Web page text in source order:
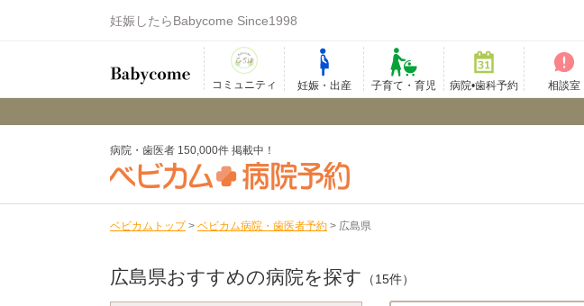
妊娠したらBabycome Since1998
コミュニティ 妊娠・出産 子育て・育児 病院•歯科予約 相談室
病院・歯医者 150,000件 掲載中！
ベビカムトップ > ベビカム病院・歯医者予約 > 広島県
広島県おすすめの病院を探す （15件）